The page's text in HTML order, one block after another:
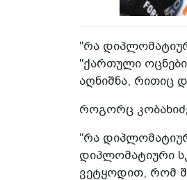
"რა
"ქართული
აღნიშნა, რითიც
როგორც
"რა
დიპლომატიური
ვეტყოდით, რომ